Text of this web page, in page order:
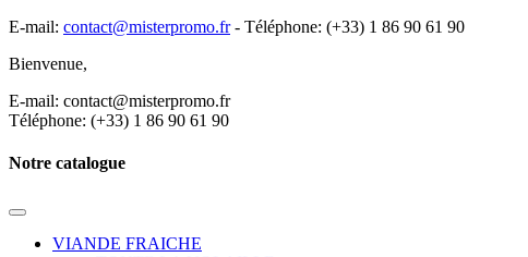
E-mail: contact@misterpromo.fr- Téléphone: (+33) 1 86 90 61 90
Bienvenue,
E-mail: contact@misterpromo.fr
Téléphone: (+33) 1 86 90 61 90
Notre catalogue
VIANDE FRAICHE